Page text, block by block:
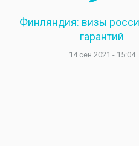
Финляндия: визы
гарантий
14 сен 2021 - 15:04